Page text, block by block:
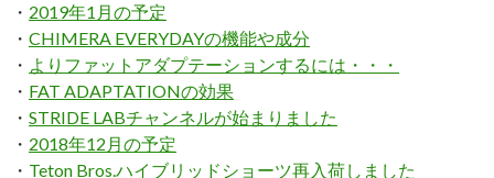
・ 2019年1月の予定
・ CHIMERA EVERYDAYの機能や成分
・ よりファットアダプテーションするには・・・
・ FAT ADAPTATIONの効果
・ STRIDE LABチャンネルが始まりました
・ 2018年12月の予定
・ Teton Bros.ハイブリッドショーツ再入荷しました